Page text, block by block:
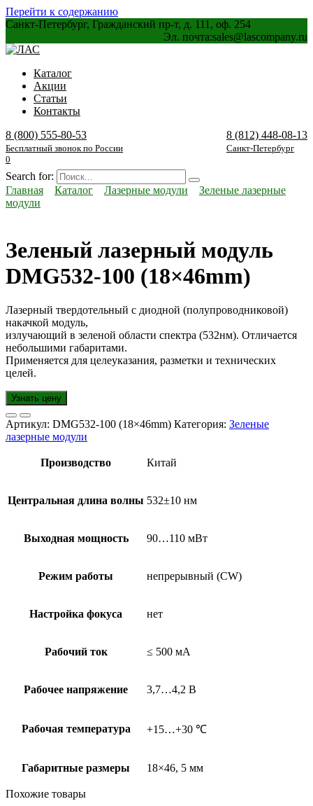
Перейти к содержанию
Санкт-Петербург, Гражданский пр-т, д. 111, оф. 254
Эл. почта:sales@lascompany.ru
Каталог
Акции
Статьи
Контакты
8 (800) 555-80-53
Бесплатный звонок по России
8 (812) 448-08-13
Санкт-Петербург
0
Search for:
Главная
Каталог Лазерные модули
Зеленые лазерные
модули
Зеленый лазерный модуль
DMG532-100 (18×46mm)
Лазерный твердотельный с диодной (полупроводниковой)
накачкой модуль,
излучающий в зеленой области спектра (532нм). Отличается
небольшими габаритами.
Применяется для целеуказания, разметки и технических
целей.
Узнать цену
Артикул: DMG532-100 (18×46mm) Категория: Зеленые
лазерные модули
Производство Китай
Центральная длина волны 532±10 нм
Выходная мощность 90…110 мВт
Режим работы непрерывный (CW)
Настройка фокуса нет
Рабочий ток ≤ 500 мА
Рабочее напряжение 3,7…4,2 В
Рабочая температура +15…+30 ℃
Габаритные размеры 18×46, 5 мм
Похожие товары